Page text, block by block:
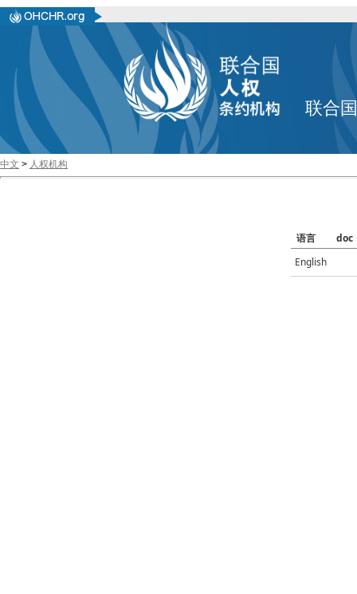
联合
中文 > 人权机构
语言
doc
English